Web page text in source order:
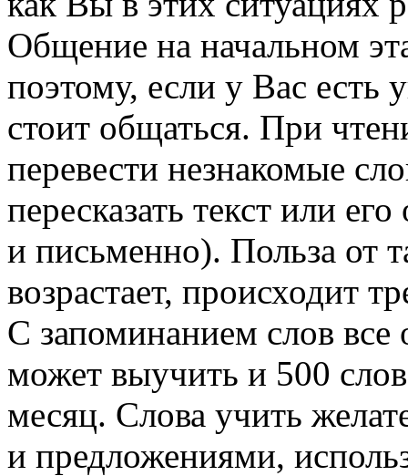
Общение на начальном
поэтому, если у Вас есть
стоит общаться. При
перевести незнакомые
пересказать текст или
и письменно). Польза от
возрастает, происходит
С запоминанием слов все
может выучить и 500
месяц. Слова учить
и предложениями,